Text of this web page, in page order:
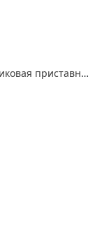
ЛСПТД-1,0-ОНИКС лестница стеклопластиковая приставная, трансформируемая в стремянку